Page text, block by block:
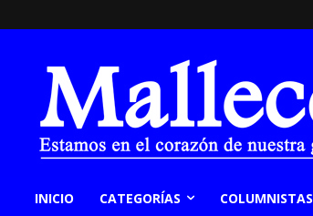
INICIO CATEGORÍAS COLUMNISTAS